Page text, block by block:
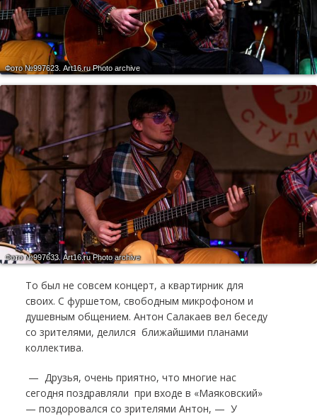
Фото №997623. Art16.ru Photo archive
Фото №997633.Art16.ru Photo archive
То был не совсем концерт, а квартирник для
своих. С фуршетом, свободным микрофоном и
душевным общением. Антон Салакаев вел беседу
со зрителями, делился ближайшими планами
коллектива.
— Друзья, очень приятно, что многие нас
сегодня поздравляли при входе в «Маяковский»
— поздоровался со зрителями Антон, — У